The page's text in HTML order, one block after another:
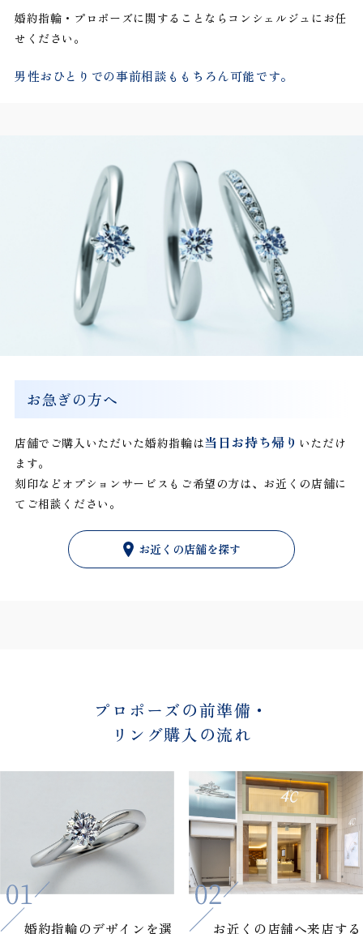
婚約指輪・プロポーズに関することならコンシェルジュにお任
せください。
男性おひとりでの事前相談ももちろん可能です。
お急ぎの方へ
店舗でご購入いただいた婚約指輪は当日お持ち帰り いただけ
ます。
刻印などオプションサービスもご希望の方は、お近くの店舗に
てご相談ください。
お近くの店舗を探す
プロポーズの前準備・
リング購入の流れ
婚約指輪のデザインを選
お近くの店舗へ来店する